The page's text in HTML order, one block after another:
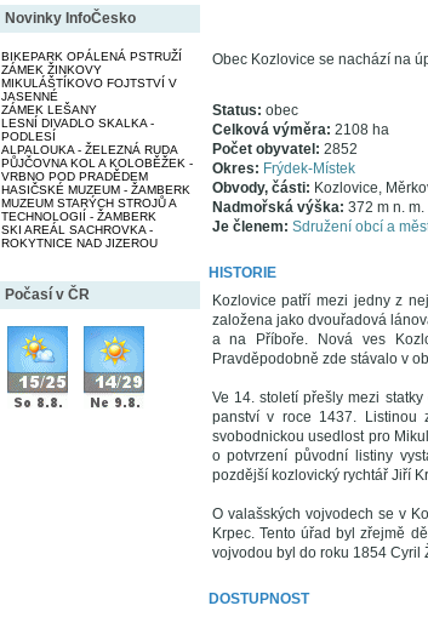
Novinky InfoČesko
BIKEPARK OPÁLENÁ PSTRUŽÍ
ZÁMEK ŽINKOVY
MIKULÁŠTÍKOVO FOJTSTVÍ V
JASENNÉ
ZÁMEK LEŠANY
LESNÍ DIVADLO SKALKA -
PODLESÍ
ALPALOUKA - ŽELEZNÁ RUDA
PŮJČOVNA KOL A KOLOBĚŽEK -
VRBNO POD PRADĚDEM
HASIČSKÉ MUZEUM - ŽAMBERK
MUZEUM STARÝCH STROJŮ A
TECHNOLOGIÍ - ŽAMBERK
SKI AREÁL SACHROVKA -
ROKYTNICE NAD JIZEROU
Počasí v ČR
Obec Kozlovice se nachází na
Status: obec
Celková výměra: 2108 ha
Počet obyvatel: 2852
Okres: Frýdek-Místek
Obvody, části: Kozlovice,
Nadmořská výška: 372 m n. m.
Je členem: Sdružení obcí a
HISTORIE
Kozlovice patří mezi jedny z
založena jako dvouřadová
a na Příboře. Nová ves
Pravděpodobně zde stávalo v
Ve 14. století přešly mezi
panství v roce 1437. Listinou
svobodnickou usedlost pro
o potvrzení původní listiny
pozdější kozlovický rychtář Jiří
O valašských vojvodech se v
Krpec. Tento úřad byl zřejmě
vojvodou byl do roku 1854 Cyril
DOSTUPNOST